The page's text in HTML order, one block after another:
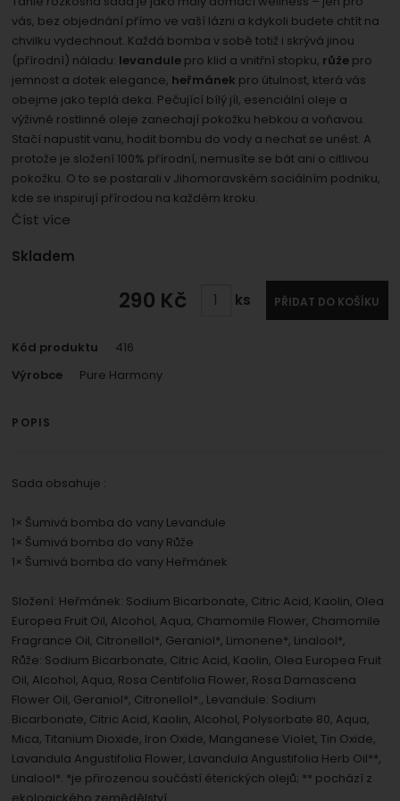
Povoleno
Zobrazit
Tyto cookies nám umožňují měření výkonu našeho webu i
našich reklamních kampaní. Jejich pomocí určujeme
počet návštěv a zdroje návštěv našich internetových
stránek. Data získaná pomocí těchto cookies
zpracováváme souhrnně a anonymně, takže nejsme
schopni identifikovat konkrétní uživatele našeho webu.
Marketingové
Marketingové-abychom vás neobtěžovali
nevhodnou reklamou.
Povoleno
Zobrazit
Marketingové cookies používáme my nebo naši partneři,
abychom vám mohli zobrazit vhodné obsahy nebo
reklamy jak na našich stránkách, tak na stránkách třetích
stran.
vás, bez objednání přímo ve vaší lázni a kdykoli budete chtít na
chvilku vydechnout. Každá bomba v sobě totiž i skrývá jinou
(přírodní) náladu: levandule pro klid a vnitřní stopku, růže pro
jemnost a dotek elegance, heřmánek pro útulnost, která vás
obejme jako teplá deka. Pečující bílý jíl, esenciální oleje a
výživné rostlinné oleje zanechají pokožku hebkou a voňavou.
Stačí napustit vanu, hodit bombu do vody a nechat se unést. A
protože je složení 100% přírodní, nemusíte se bát ani o citlivou
pokožku. O to se postarali v Jihomoravském sociálním podniku,
kde se inspirují přírodou na každém kroku.
Číst více
Dostupnost:
Skladem
290 Kč ks PŘIDAT DO KOŠÍKU
Kód produktu
416
Výrobce
Pure Harmony
POPIS
Sada obsahuje :
1× Šumivá bomba do vany Levandule
1× Šumivá bomba do vany Růže
1× Šumivá bomba do vany Heřmánek
Složení: Heřmánek: Sodium Bicarbonate, Citric Acid, Kaolin, Olea
Europea Fruit Oil, Alcohol, Aqua, Chamomile Flower, Chamomile
Fragrance Oil, Citronellol*, Geraniol*, Limonene*, Linalool*,
Růže: Sodium Bicarbonate, Citric Acid, Kaolin, Olea Europea Fruit
Oil, Alcohol, Aqua, Rosa Centifolia Flower, Rosa Damascena
Flower Oil, Geraniol*, Citronellol*., Levandule: Sodium
Bicarbonate, Citric Acid, Kaolin, Alcohol, Polysorbate 80, Aqua,
Mica, Titanium Dioxide, Iron Oxide, Manganese Violet, Tin Oxide,
Lavandula Angustifolia Flower, Lavandula Angustifolia Herb Oil**,
Linalool*. *je přirozenou součástí éterických olejů; ** pochází z
ekologického zemědělství